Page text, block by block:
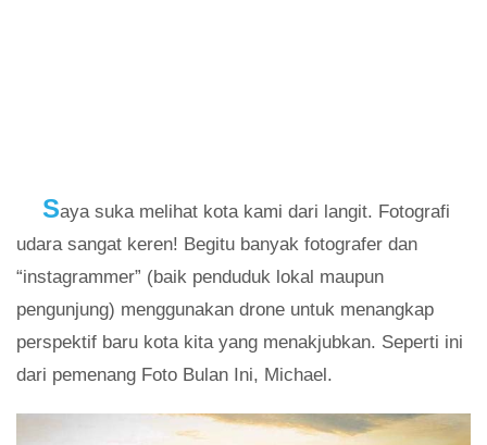
Saya suka melihat kota kami dari langit. Fotografi
udara sangat keren! Begitu banyak fotografer dan
“instagrammer” (baik penduduk lokal maupun
pengunjung) menggunakan drone untuk menangkap
perspektif baru kota kita yang menakjubkan. Seperti ini
dari pemenang Foto Bulan Ini, Michael.